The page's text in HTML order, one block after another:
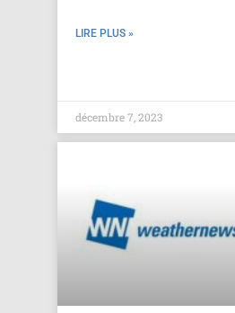
LIRE PLUS »
décembre 7, 2023